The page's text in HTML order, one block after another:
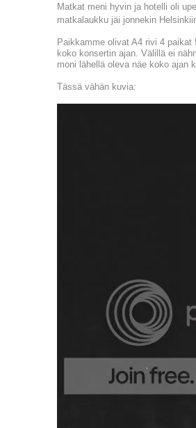
Matkat meni hyvin ja hotelli oli
matkalaukku jäi jonnekin
Paikkamme olivat A4 rivi 4
koko konsertin ajan. Välillä ei
moni lähellä oleva näe koko ajan
Tässä vähän kuvia: